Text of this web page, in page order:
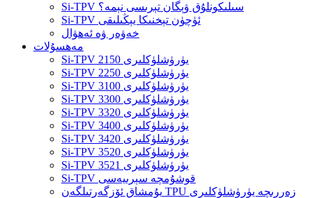
Si-TPV سىلىكونلۇق ۋېگان تېرىسى نېمە؟
Si-TPV ئۈچۈن تېخنىكا يېڭىلىقى
خەۋەر ۋە ئەھۋال
مەھسۇلات
Si-TPV 2150 يۈرۈشلۈكلىرى
Si-TPV 2250 يۈرۈشلۈكلىرى
Si-TPV 3100 يۈرۈشلۈكلىرى
Si-TPV 3300 يۈرۈشلۈكلىرى
Si-TPV 3320 يۈرۈشلۈكلىرى
Si-TPV 3400 يۈرۈشلۈكلىرى
Si-TPV 3420 يۈرۈشلۈكلىرى
Si-TPV 3520 يۈرۈشلۈكلىرى
Si-TPV 3521 يۈرۈشلۈكلىرى
Si-TPV قوشۇمچە سېرىيەسى
يۇمشاق ئۆزگەرتىلگەن TPU زەررىچە يۈرۈشلۈكلىرى